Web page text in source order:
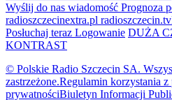
Wyślij do nas wiadomość Prognoza
radioszczecinextra.pl radioszczecin.tv
Posłuchaj teraz Logowanie DUŻA
KONTRAST
© Polskie Radio Szczecin SA.
zastrzeżone.Regulamin korzystania z
prywatnościBiuletyn Informacji